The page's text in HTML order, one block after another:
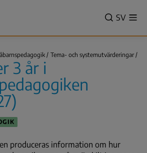
VALITSE
SV
Tema- och systemutvärderingar
3 år i
produceras information om hur